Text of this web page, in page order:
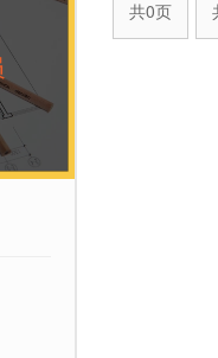
共0页